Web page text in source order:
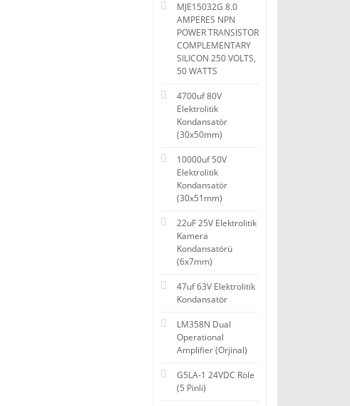
MJE15032G 8.0
AMPERES NPN
POWER TRANSISTOR
COMPLEMENTARY
SILICON 250 VOLTS,
50 WATTS
4700uf 80V
Elektrolitik
Kondansatör
(30x50mm)
10000uf 50V
Elektrolitik
Kondansatör
(30x51mm)
22uF 25V Elektrolitik
Kamera
Kondansatörü
(6x7mm)
47uf 63V Elektrolitik
Kondansatör
LM358N Dual
Operational
Amplifier (Orjinal)
G5LA-1 24VDC Röle
(5 Pinli)